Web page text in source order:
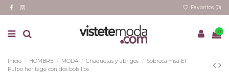
Favoritos (0)
0
Inicio HOMBRE MODA Chaquetas y abrigos
Sobrecamisa El
Pulpo heritage con dos bolsillos